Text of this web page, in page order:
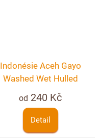
Indonésie Aceh Gayo
Washed Wet Hulled
od 240 Kč
Detail